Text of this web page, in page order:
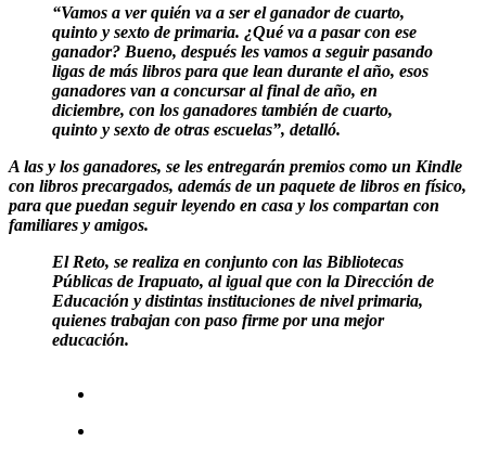
“Vamos a ver quién va a ser el ganador de cuarto,
quinto y sexto de primaria. ¿Qué va a pasar con ese
ganador? Bueno, después les vamos a seguir pasando
ligas de más libros para que lean durante el año, esos
ganadores van a concursar al final de año, en
diciembre, con los ganadores también de cuarto,
quinto y sexto de otras escuelas”, detalló.
A las y los ganadores, se les entregarán premios como un Kindle
con libros precargados, además de un paquete de libros en físico,
para que puedan seguir leyendo en casa y los compartan con
familiares y amigos.
El Reto, se realiza en conjunto con las Bibliotecas
Públicas de Irapuato, al igual que con la Dirección de
Educación y distintas instituciones de nivel primaria,
quienes trabajan con paso firme por una mejor
educación.